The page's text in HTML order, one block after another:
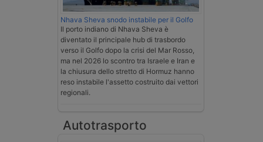
Nhava Sheva snodo instabile per il Golfo
Il porto indiano di Nhava Sheva è
diventato il principale hub di trasbordo
verso il Golfo dopo la crisi del Mar Rosso,
ma nel 2026 lo scontro tra Israele e Iran e
la chiusura dello stretto di Hormuz hanno
reso instabile l'assetto costruito dai vettori
regionali.
Autotrasporto